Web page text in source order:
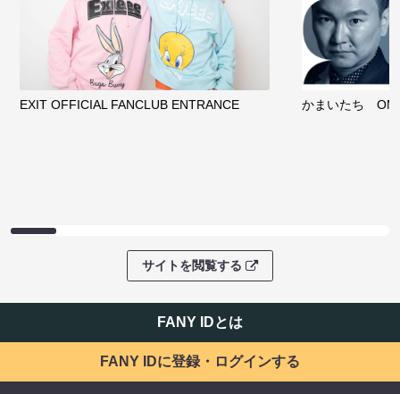
EXIT OFFICIAL FANCLUB ENTRANCE かまいたち
サイトを閲覧する
FANY IDとは
FANY IDに登録・ログインする